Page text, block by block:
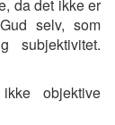
da det ikke er
selv, som
subjektivitet.
objektive